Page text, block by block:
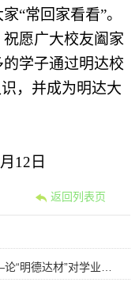
家“常回家看看”。
祝愿广大校友阖家
学子通过明达校
，并成为明达大
12日
下一篇：从高中到研究生的精神灯塔 ——论“明德达材”对学业与人生的双重引领 （作者：高 春）
返回列表页